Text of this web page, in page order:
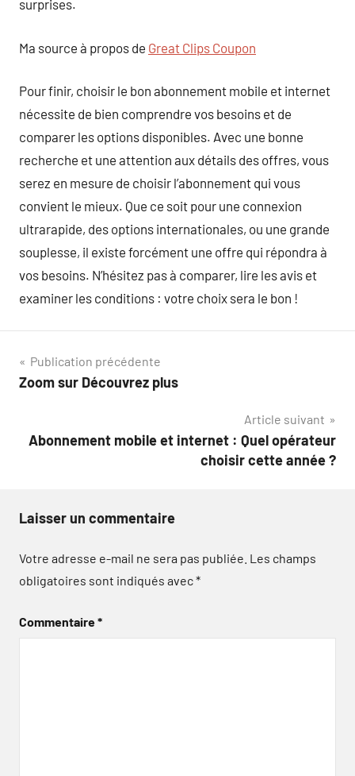
surprises.
Ma source à propos de Great Clips Coupon
Pour finir, choisir le bon abonnement mobile et internet
nécessite de bien comprendre vos besoins et de
comparer les options disponibles. Avec une bonne
recherche et une attention aux détails des offres, vous
serez en mesure de choisir l’abonnement qui vous
convient le mieux. Que ce soit pour une connexion
ultrarapide, des options internationales, ou une grande
souplesse, il existe forcément une offre qui répondra à
vos besoins. N’hésitez pas à comparer, lire les avis et
examiner les conditions : votre choix sera le bon !
Navigation
de
Publication précédente
Zoom sur Découvrez plus
Article suivant
Abonnement mobile et internet : Quel opérateur
choisir cette année ?
Laisser un commentaire
Votre adresse e-mail ne sera pas publiée. Les champs
obligatoires sont indiqués avec*
Commentaire*